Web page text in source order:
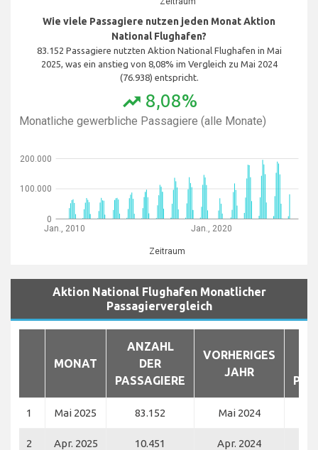
Wie viele Passagiere nutzen jeden Monat Aktion
National Flughafen?
83.152 Passagiere nutzten Aktion National Flughafen in Mai
2025, was ein anstieg von 8,08% im Vergleich zu Mai 2024
(76.938) entspricht.
trending_up 8,08%
Monatliche gewerbliche Passagiere (alle Monate)
Jan., 2010 Jan., 2020
Zeitraum
0
100.000
200.000
Aktion National Flughafen Monatlicher
Passagiervergleich
MONAT
ANZAHL
DER
PASSAGIERE
VORHERIGES
JAHR
1 Mai 2025 83.152 Mai 2024
2 Apr. 2025 10.451 Apr. 2024